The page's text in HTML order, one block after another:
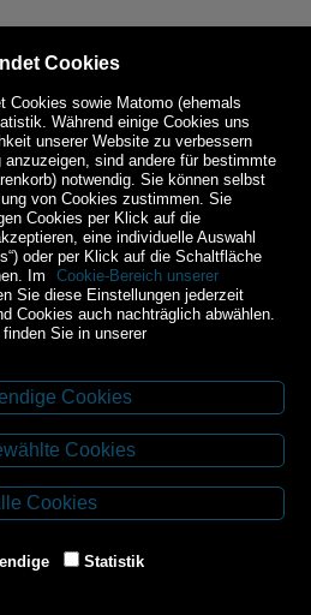
Kontakt
Str. 3
Schrems
02853/77239
Cookies
Cookies sowie Matomo (ehemals
Während einige Cookies uns
unserer Website zu verbessern
anzuzeigen, sind andere für bestimmte
notwendig. Sie können selbst
von Cookies zustimmen. Sie
Cookies per Klick auf die
eine individuelle Auswahl
oder per Klick auf die Schaltfläche
Im
Cookie-Bereich unserer
Sie diese Einstellungen jederzeit
Cookies auch nachträglich abwählen.
Sie in unserer
Cookies
Cookies
Cookies
Statistik